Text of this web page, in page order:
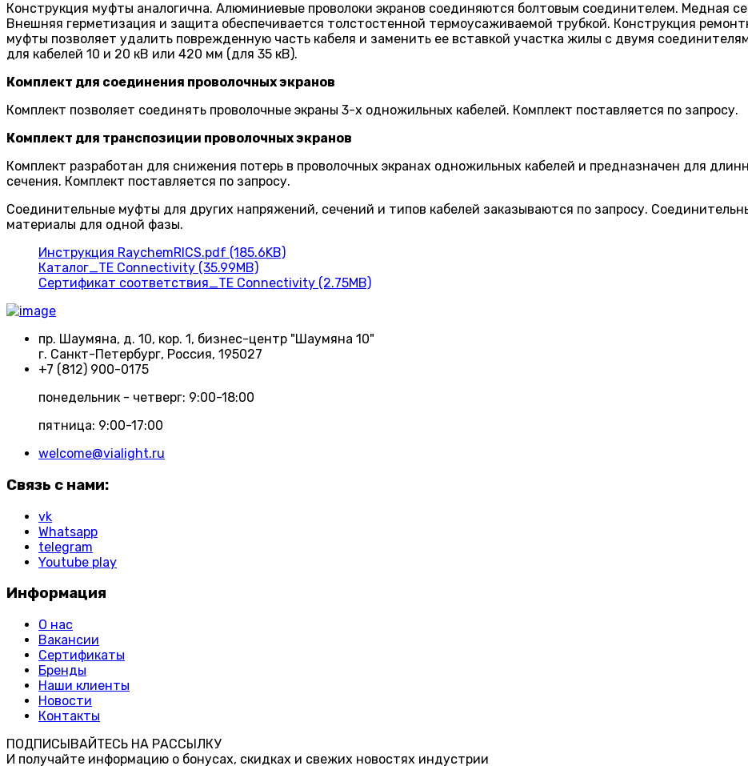
Конструкция муфты аналогична. Алюминиевые проволоки экранов соединяются болтовым соединителем. Медная
Внешняя герметизация и защита обеспечивается толстостенной термоусаживаемой трубкой. Конструкция
муфты позволяет удалить поврежденную часть кабеля и заменить ее вставкой участка жилы с двумя
для кабелей 10 и 20 кВ или 420 мм (для 35 кВ).
Комплект для соединения проволочных экранов
Комплект позволяет соединять проволочные экраны 3-х одножильных кабелей. Комплект поставляется по запросу.
Комплект для транспозиции проволочных экранов
Комплект разработан для снижения потерь в проволочных экранах одножильных кабелей и предназначен для
сечения. Комплект поставляется по запросу.
Соединительные муфты для других напряжений, сечений и типов кабелей заказываются по запросу.
материалы для одной фазы.
Инструкция RaychemRICS.pdf (185.6KB)
Каталог_TE Connectivity (35.99MB)
Сертификат соответствия_TE Connectivity (2.75MB)
пр. Шаумяна, д. 10, кор. 1, бизнес-центр "Шаумяна 10"
г. Санкт-Петербург, Россия, 195027
+7 (812) 900-0175
понедельник - четверг: 9:00-18:00
пятница: 9:00-17:00
welcome@vialight.ru
Связь с нами:
vk
Whatsapp
telegram
Youtube play
Информация
О нас
Вакансии
Сертификаты
Бренды
Наши клиенты
Новости
Контакты
ПОДПИСЫВАЙТЕСЬ НА РАССЫЛКУ
И получайте информацию о бонусах, скидках и свежих новостях индустрии